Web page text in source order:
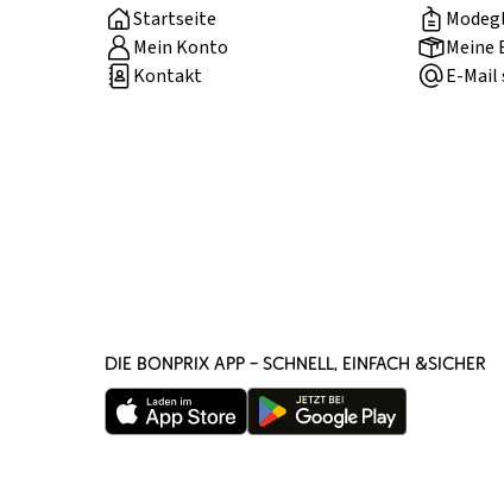
Startseite
Mein Konto
Meine
Kontakt
E-Mail
DIE BONPRIX APP – SCHNELL, EINFACH &SICHER